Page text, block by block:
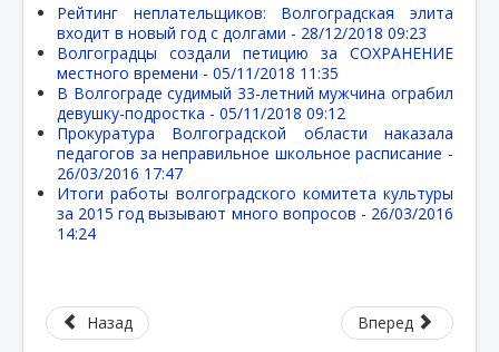
Рейтинг неплательщиков: Волгоградская элита
входит в новый год с долгами - 28/12/2018 09:23
Волгоградцы создали петицию за СОХРАНЕНИЕ
местного времени - 05/11/2018 11:35
В Волгограде судимый 33-летний мужчина ограбил
девушку-подростка - 05/11/2018 09:12
Прокуратура Волгоградской области наказала
педагогов за неправильное школьное расписание -
26/03/2016 17:47
Итоги работы волгоградского комитета культуры
за 2015 год вызывают много вопросов - 26/03/2016
14:24
Назад Вперед